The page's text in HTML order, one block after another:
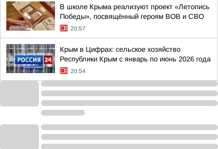
В школе Крыма реализуют проект «Летопись
Победы», посвящённый героям ВОВ и СВО
20:57
Крым в Цифрах: сельское хозяйство
Республики Крым с январь по июнь 2026 года
20:54